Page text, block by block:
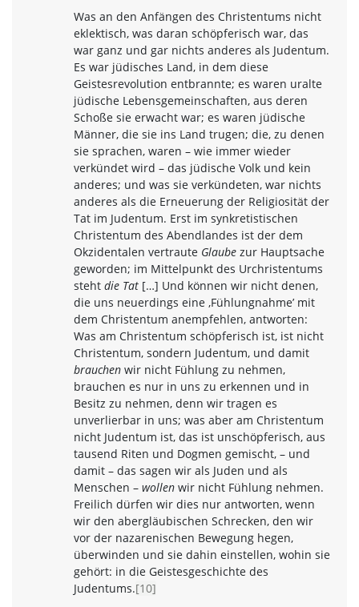
Was an den Anfängen des Christentums nicht
eklektisch, was daran schöpferisch war, das
war ganz und gar nichts anderes als Judentum.
Es war jüdisches Land, in dem diese
Geistesrevolution entbrannte; es waren uralte
jüdische Lebensgemeinschaften, aus deren
Schoße sie erwacht war; es waren jüdische
Männer, die sie ins Land trugen; die, zu denen
sie sprachen, waren – wie immer wieder
verkündet wird – das jüdische Volk und kein
anderes; und was sie verkündeten, war nichts
anderes als die Erneuerung der Religiosität der
Tat im Judentum. Erst im synkretistischen
Christentum des Abendlandes ist der dem
Okzidentalen vertraute Glaube zur Hauptsache
geworden; im Mittelpunkt des Urchristentums
steht die Tat […] Und können wir nicht denen,
die uns neuerdings eine ‚Fühlungnahme’ mit
dem Christentum anempfehlen, antworten:
Was am Christentum schöpferisch ist, ist nicht
Christentum, sondern Judentum, und damit
brauchen wir nicht Fühlung zu nehmen,
brauchen es nur in uns zu erkennen und in
Besitz zu nehmen, denn wir tragen es
unverlierbar in uns; was aber am Christentum
nicht Judentum ist, das ist unschöpferisch, aus
tausend Riten und Dogmen gemischt, – und
damit – das sagen wir als Juden und als
Menschen – wollen wir nicht Fühlung nehmen.
Freilich dürfen wir dies nur antworten, wenn
wir den abergläubischen Schrecken, den wir
vor der nazarenischen Bewegung hegen,
überwinden und sie dahin einstellen, wohin sie
gehört: in die Geistesgeschichte des
Judentums.[10]